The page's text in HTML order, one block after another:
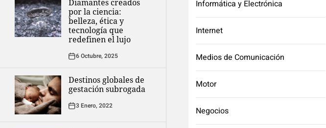
Diamantes creados
por la ciencia:
belleza, ética y
tecnología que
redefinen el lujo
6 Octubre, 2025
Destinos globales de
gestación subrogada
3 Enero, 2022
Informática y Electrónica
Internet
Medios de Comunicación
Motor
Negocios